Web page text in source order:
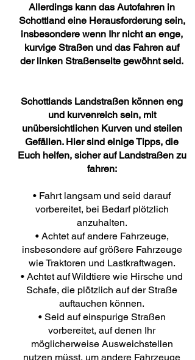
Allerdings kann das Autofahren in
Schottland eine Herausforderung sein,
insbesondere wenn Ihr nicht an enge,
kurvige Straßen und das Fahren auf
der linken Straßenseite gewöhnt seid.
Schottlands Landstraßen können eng
und kurvenreich sein, mit
unübersichtlichen Kurven und steilen
Gefällen. Hier sind einige Tipps, die
Euch helfen, sicher auf Landstraßen zu
fahren:
• Fahrt langsam und seid darauf
vorbereitet, bei Bedarf plötzlich
anzuhalten.
• Achtet auf andere Fahrzeuge,
insbesondere auf größere Fahrzeuge
wie Traktoren und Lastkraftwagen.
• Achtet auf Wildtiere wie Hirsche und
Schafe, die plötzlich auf der Straße
auftauchen können.
• Seid auf einspurige Straßen
vorbereitet, auf denen Ihr
möglicherweise Ausweichstellen
nutzen müsst, um andere Fahrzeuge